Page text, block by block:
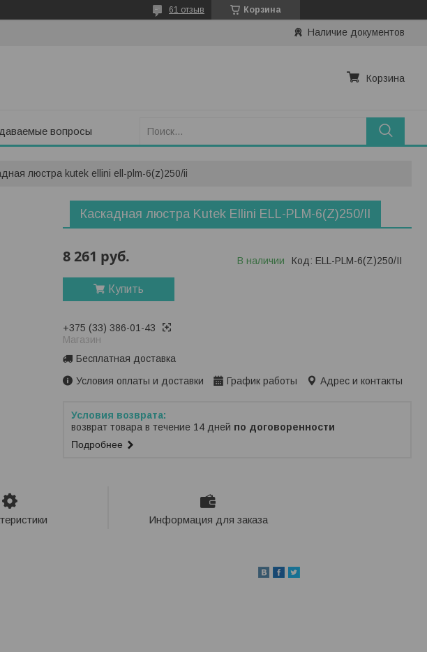
Корзина
61 отзыв
Наличие документов
Корзина
вопросы
люстра kutek ellini ell-plm-6(z)250/ii
Каскадная люстра Kutek Ellini ELL-PLM-6(Z)250/II
8 261 руб. В наличии Код: ELL-PLM-6(Z)250/II
Купить
+375 (33) 386-01-43
Магазин
Бесплатная доставка
Условия оплаты и доставки
График работы Адрес и контакты
возврат товара в течение 14 дней по договоренности
Подробнее
Информация для заказа